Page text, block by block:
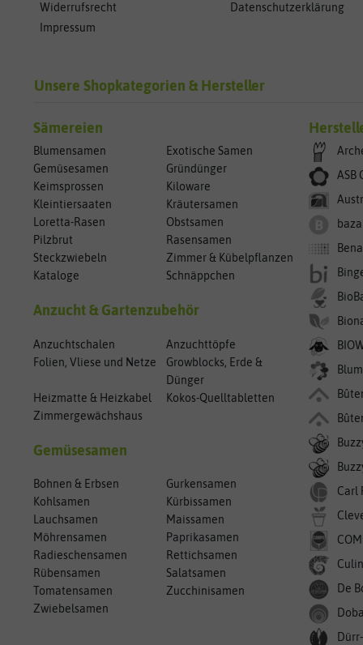
Widerrufsrecht
Impressum
Datenschutzerklärung
Unsere Shopkategorien & Hersteller
Sämereien
Blumensamen
Exotische Samen
Gemüsesamen
Gründünger
Keimsprossen
Kiloware
Kleintiersaaten
Kräutersamen
Loretta-Rasen
Obstsamen
Pilzbrut
Rasensamen
Steckzwiebeln
Zimmer & Kübelpflanzen
Kataloge
Schnäppchen
Anzucht & Gartenzubehör
Anzuchtschalen
Anzuchttöpfe
Folien, Vliese und Netze
Growblocks, Erde &
Dünger
Heizmatte & Heizkabel
Kokos-Quelltabletten
Zimmergewächshaus
Gemüsesamen
Bohnen & Erbsen
Gurkensamen
Kohlsamen
Kürbissamen
Lauchsamen
Maissamen
Möhrensamen
Paprikasamen
Radieschensamen
Rettichsamen
Rübensamen
Salatsamen
Tomatensamen
Zucchinisamen
Zwiebelsamen
ASB
baza
Carl
De